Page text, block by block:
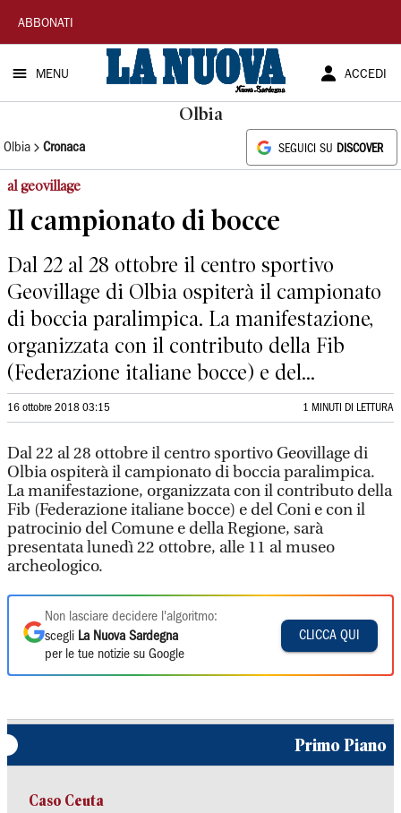
La
Nuova
Sardegna
ABBONATI
MENU ACCEDI
Olbia
Olbia Cronaca SEGUICI SU DISCOVER
al geovillage
Il campionato di bocce
Dal 22 al 28 ottobre il centro sportivo
Geovillage di Olbia ospiterà il campionato
di boccia paralimpica. La manifestazione,
organizzata con il contributo della Fib
(Federazione italiane bocce) e del...
16 ottobre 2018 03:15 1 MINUTI DI LETTURA
Dal 22 al 28 ottobre il centro sportivo Geovillage di
Olbia ospiterà il campionato di boccia paralimpica.
La manifestazione, organizzata con il contributo della
Fib (Federazione italiane bocce) e del Coni e con il
patrocinio del Comune e della Regione, sarà
presentata lunedì 22 ottobre, alle 11 al museo
archeologico.
Non lasciare decidere l'algoritmo:
scegli La Nuova Sardegna
per le tue notizie su Google
CLICCA QUI
Primo Piano
Caso Ceuta